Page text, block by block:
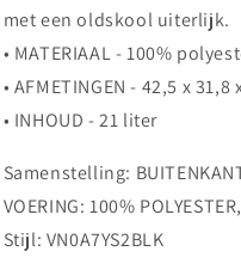
met een oldskool uiterlijk.
• MATERIAAL - 100%
• AFMETINGEN - 42,5 x
• INHOUD - 21 liter
Samenstelling:
VOERING: 100%
Stijl: VN0A7YS2BLK